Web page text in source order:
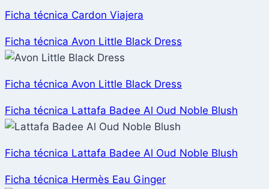
Ficha técnica Cardon Viajera
Ficha técnica Avon Little Black Dress
Ficha técnica Avon Little Black Dress
Ficha técnica Lattafa Badee Al Oud Noble Blush
Ficha técnica Lattafa Badee Al Oud Noble Blush
Ficha técnica Hermès Eau Ginger